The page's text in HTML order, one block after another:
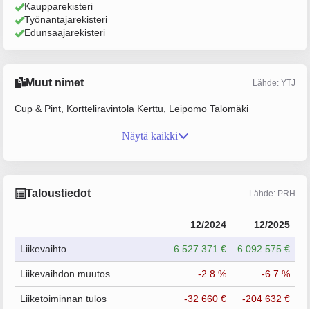
Kaupparekisteri
Työnantajarekisteri
Edunsaajarekisteri
Muut nimet Lähde: YTJ
Cup & Pint, Kortteliravintola Kerttu, Leipomo Talomäki
Näytä kaikki
Taloustiedot Lähde: PRH
12/2024 12/2025
Liikevaihto 6 527 371 € 6 092 575 €
Liikevaihdon muutos -2.8 % -6.7 %
Liiketoiminnan tulos -32 660 € -204 632 €